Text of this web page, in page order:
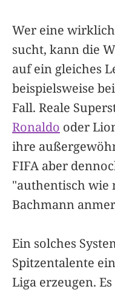
Wer eine
sucht, kann die
auf ein gleiches
beispielsweise
Fall. Reale
Ronaldo oder
ihre
FIFA aber
"authentisch wie
Bachmann
Ein solches
Spitzentalente
Liga erzeugen.